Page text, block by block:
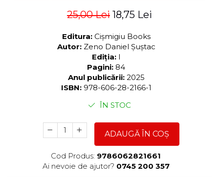
25,00 Lei 18,75 Lei
Editura: Cișmigiu Books
Autor: Zeno Daniel Şuştac
Ediția: I
Pagini: 84
Anul publicării: 2025
ISBN: 978-606-28-2166-1
ÎN STOC
ADAUGĂ ÎN COȘ
Cod Produs: 9786062821661
Ai nevoie de ajutor? 0745 200 357